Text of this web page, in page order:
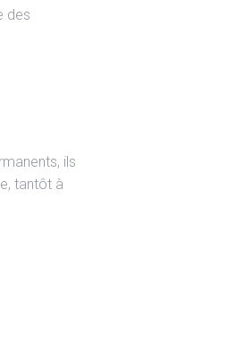
des
ils
tantôt à